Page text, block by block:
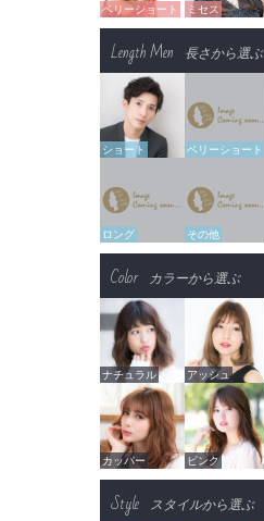
ベリーショート ミセス
Length Men 長さから選ぶ
ショート ベリーショート
ロング その他
Color カラーから選ぶ
ナチュラル アッシュ
カッパー ピンク
Style スタイルから選ぶ